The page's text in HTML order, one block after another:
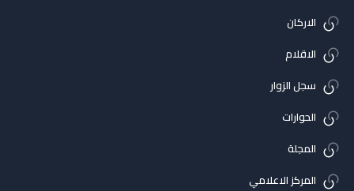
الاركان
الاقلام
سجل الزوار
الحوارات
المجلة
المركز الاعلامي